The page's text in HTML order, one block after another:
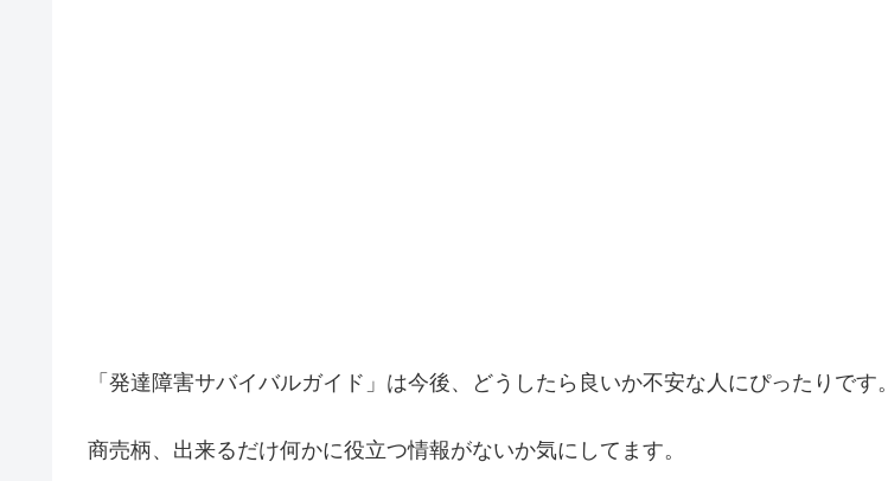
「発達障害サバイバルガイド」は今後、どうしたら良いか不安な人にぴったりです。
商売柄、出来るだけ何かに役立つ情報がないか気にしてます。